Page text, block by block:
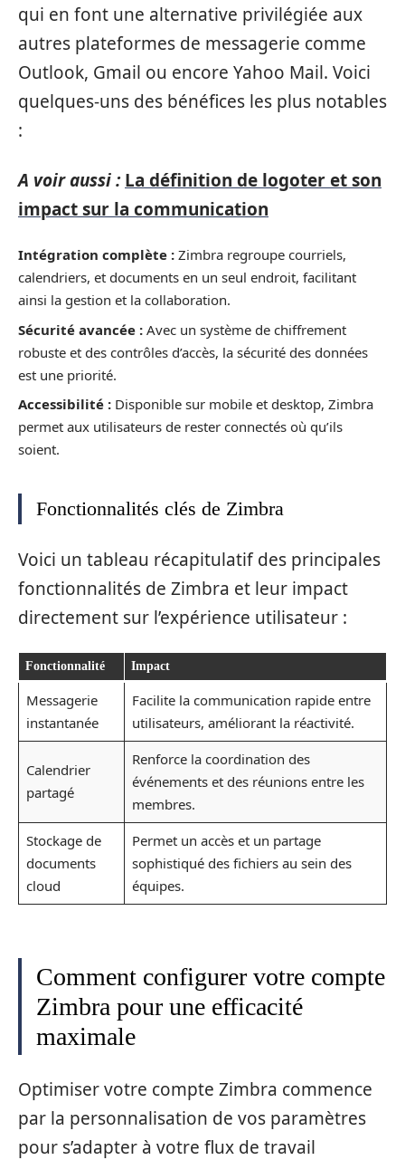
qui en font une alternative privilégiée aux
autres plateformes de messagerie comme
Outlook, Gmail ou encore Yahoo Mail. Voici
quelques-uns des bénéfices les plus notables
:
A voir aussi : La définition de logoter et son
impact sur la communication
Intégration complète : Zimbra regroupe courriels,
calendriers, et documents en un seul endroit, facilitant
ainsi la gestion et la collaboration.
Sécurité avancée : Avec un système de chiffrement
robuste et des contrôles d’accès, la sécurité des données
est une priorité.
Accessibilité : Disponible sur mobile et desktop, Zimbra
permet aux utilisateurs de rester connectés où qu’ils
soient.
Fonctionnalités clés de Zimbra
Voici un tableau récapitulatif des principales
fonctionnalités de Zimbra et leur impact
directement sur l’expérience utilisateur :
Fonctionnalité Impact
Messagerie
instantanée
Facilite la communication rapide entre
utilisateurs, améliorant la réactivité.
Calendrier
partagé
Renforce la coordination des
événements et des réunions entre les
membres.
Stockage de
documents
cloud
Permet un accès et un partage
sophistiqué des fichiers au sein des
équipes.
Comment configurer votre compte
Zimbra pour une efficacité
maximale
Optimiser votre compte Zimbra commence
par la personnalisation de vos paramètres
pour s’adapter à votre flux de travail